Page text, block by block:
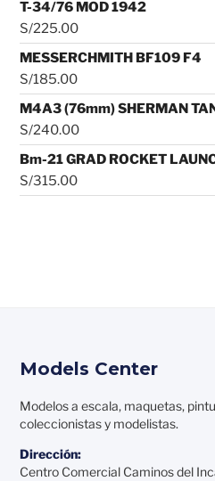
T-34/76 MOD 1942
S/225.00
MESSERCHMITH BF109 F4
S/185.00
M4A3 (76mm) SHERMAN
S/240.00
Bm-21 GRAD ROCKET
S/315.00
Models Center
Modelos a escala, maquetas,
coleccionistas y modelistas.
Dirección:
Centro Comercial Caminos del